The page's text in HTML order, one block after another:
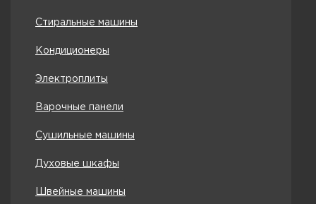
Стиральные машины
Кондиционеры
Электроплиты
Варочные панели
Сушильные машины
Духовые шкафы
Швейные машины